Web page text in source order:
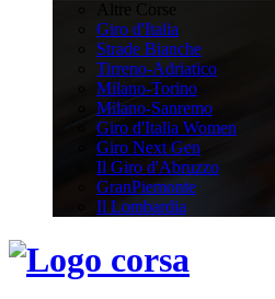
Giro d'Italia
Strade Bianche
Tirreno-Adriatico
Milano-Torino
Milano-Sanremo
Giro d'Italia Women
Giro Next Gen
Il Giro d'Abruzzo
GranPiemonte
Il Lombardia